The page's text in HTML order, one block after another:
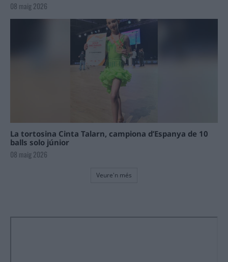
08 maig 2026
La tortosina Cinta Talarn, campiona d’Espanya de 10
balls solo júnior
08 maig 2026
Veure'n més